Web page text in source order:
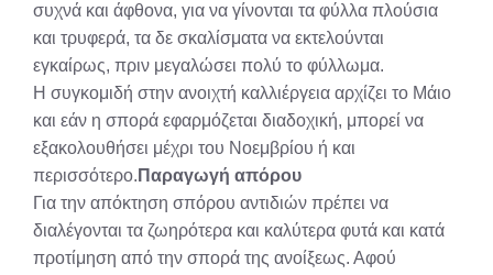
συχνά και άφθονα, για να γίνονται τα φύλλα πλούσια
και τρυφερά, τα δε σκαλίσματα να εκτελούνται
εγκαίρως, πριν μεγαλώσει πολύ το φύλλωμα.
Η συγκομιδή στην ανοιχτή καλλιέργεια αρχίζει το Μάιο
και εάν η σπορά εφαρμόζεται διαδοχική, μπορεί να
εξακολουθήσει μέχρι του Νοεμβρίου ή και
περισσότερο. Παραγωγή απόρου
Για την απόκτηση σπόρου αντιδιών πρέπει να
διαλέγονται τα ζωηρότερα και καλύτερα φυτά και κατά
προτίμηση από την σπορά της ανοίξεως. Αφού